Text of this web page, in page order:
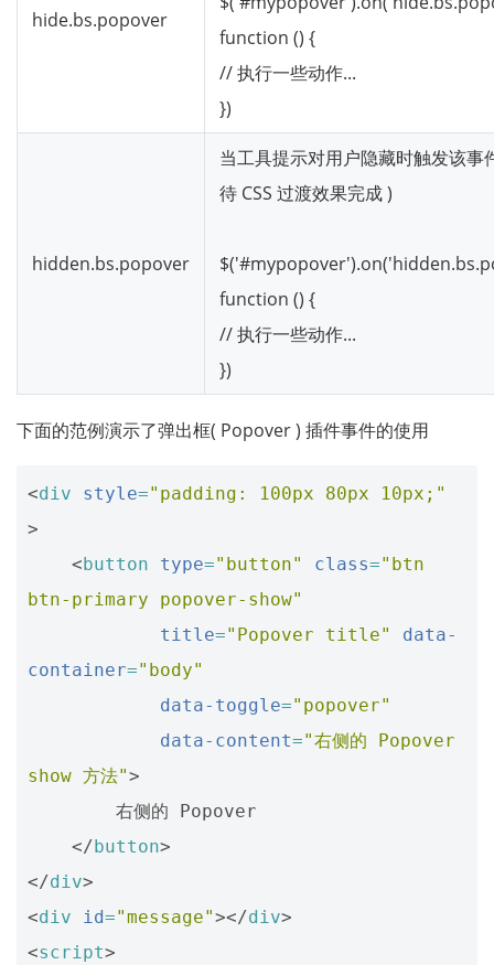
hide.bs.popover
function () {
// 执行一些动作...
})
hidden.bs.popover
当工具提示对用户隐藏时触发该事
待 CSS 过渡效果完成 )
function () {
// 执行一些动作...
})
下面的范例演示了弹出框( Popover ) 插件事件的使用
<div style="padding: 100px 80px 10px;"
>
< button type="button" class="btn
btn-primary popover-show"
title="Popover title"
data-
container="body"
data-toggle="popover"
data-content="右侧的 Popover
show 方法">
</ button>
</div>
<div id="message"></div>
<script>